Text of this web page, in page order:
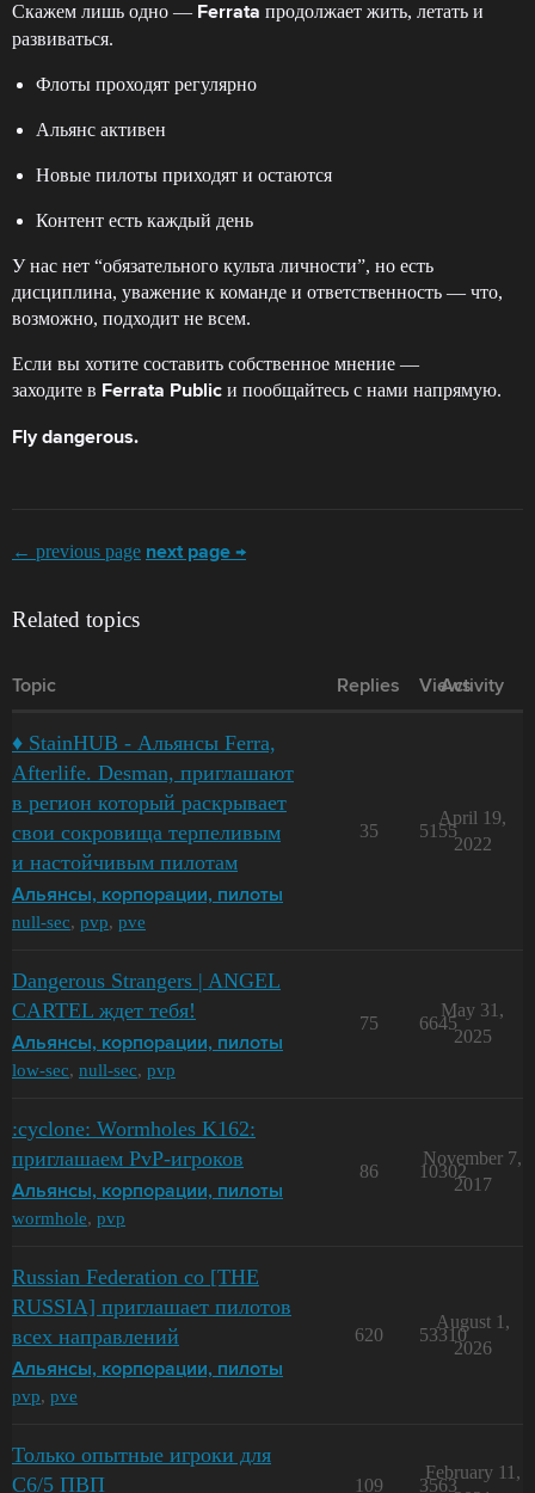
Скажем лишь одно — Ferrata продолжает жить, летать и
развиваться.
Флоты проходят регулярно
Альянс активен
Новые пилоты приходят и остаются
Контент есть каждый день
У нас нет “обязательного культа личности”, но есть
дисциплина, уважение к команде и ответственность — что,
возможно, подходит не всем.
Если вы хотите составить собственное мнение —
заходите в Ferrata Public и пообщайтесь с нами напрямую.
Fly dangerous.
← previous page next page →
Related topics
Topic Replies Views
Activity
♦ StainHUB - Альянсы Ferra,
Afterlife. Desman, приглашают
в регион который раскрывает
свои сокровища терпеливым
и настойчивым пилотам
Альянсы, корпорации, пилоты
null-sec, pvp, pve
35 5155
April 19,
2022
Dangerous Strangers | ANGEL
CARTEL ждет тебя!
Альянсы, корпорации, пилоты
low-sec, null-sec, pvp
75 6645
May 31,
2025
:cyclone: Wormholes K162:
приглашаем PvP-игроков
Альянсы, корпорации, пилоты
wormhole, pvp
86 10302
November 7,
2017
Russian Federation co [THE
RUSSIA] приглашает пилотов
всех направлений
Альянсы, корпорации, пилоты
pvp, pve
620 53310
August 1,
2026
Только опытные игроки для
С6/5 ПВП
109 3563
February 11,